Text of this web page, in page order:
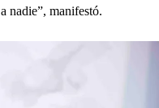
nadie”, manifestó.